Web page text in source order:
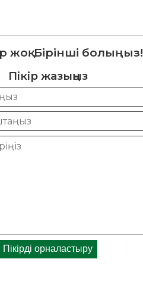
жоқ. Бірінші болыңыз!
Пікір жазыңыз